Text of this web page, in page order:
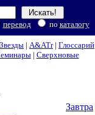
перевод по каталогу
| A&ATr| Глоссарий
| Сверхновые
Завтра